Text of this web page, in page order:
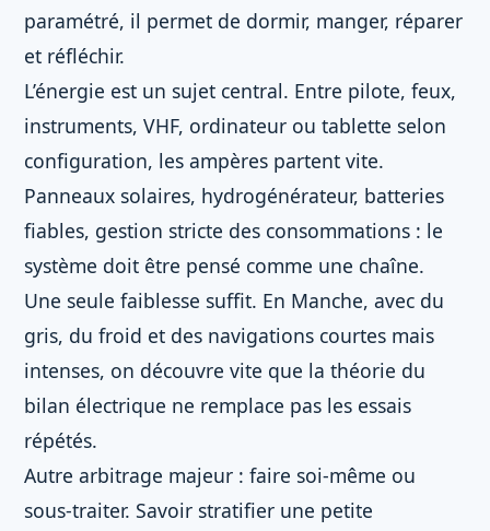
paramétré, il permet de dormir, manger, réparer
et réfléchir.
L’énergie est un sujet central. Entre pilote, feux,
instruments, VHF, ordinateur ou tablette selon
configuration, les ampères partent vite.
Panneaux solaires, hydrogénérateur, batteries
fiables, gestion stricte des consommations : le
système doit être pensé comme une chaîne.
Une seule faiblesse suffit. En Manche, avec du
gris, du froid et des navigations courtes mais
intenses, on découvre vite que la théorie du
bilan électrique ne remplace pas les essais
répétés.
Autre arbitrage majeur : faire soi-même ou
sous-traiter. Savoir stratifier une petite